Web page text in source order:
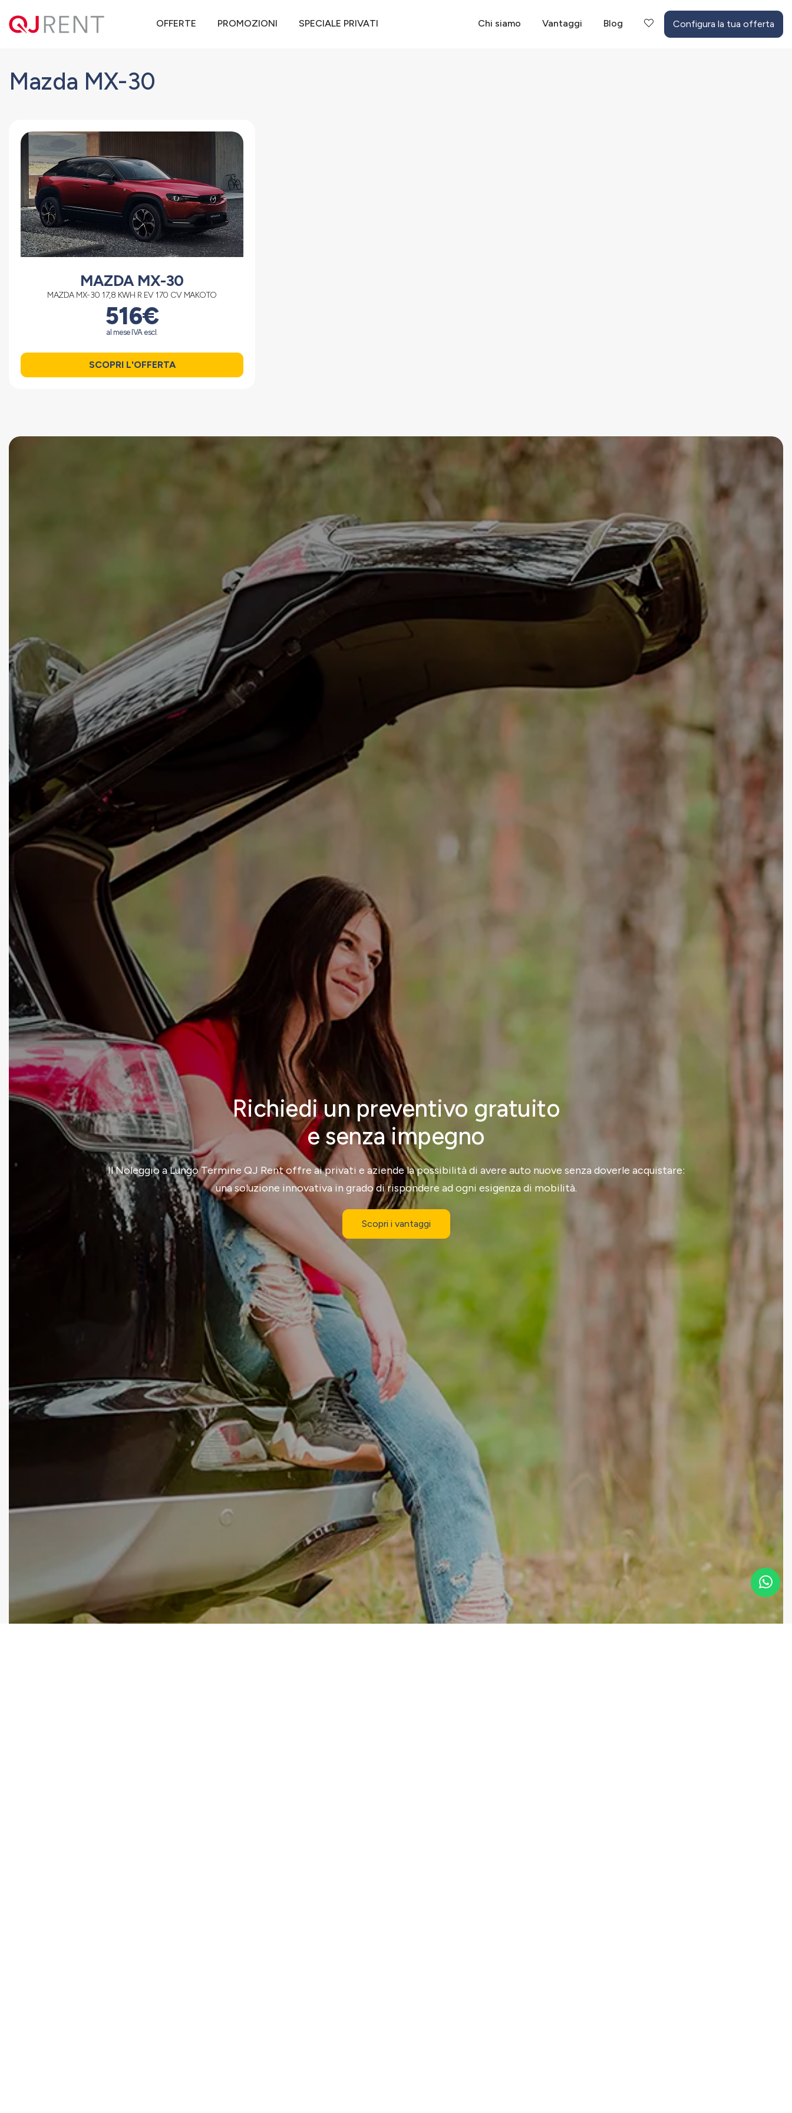
OFFERTE PROMOZIONI SPECIALE PRIVATI Chi siamo Vantaggi Blog Configura la tua offerta
QJ Rent Offerte noleggio lungo termine Mazda MX-30
Mazda MX-30
MAZDA MX-30
MAZDA MX-30 17,8 KWH R EV 170 CV MAKOTO
516€
al mese IVA escl.
SCOPRI L'OFFERTA
Richiedi un preventivo gratuito
e senza impegno
Il Noleggio a Lungo Termine QJ Rent offre ai privati e aziende la possibilità di avere auto nuove senza doverle acquistare:
una soluzione innovativa in grado di rispondere ad ogni esigenza di mobilità.
Scopri i vantaggi